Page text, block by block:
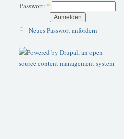
Passwort: *
Neues Passwort anfordern